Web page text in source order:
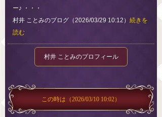
ー♪ ・・・
村井 ことみのブログ（2026/03/29 10:12） 続きを
読む
村井 ことみのプロフィール
この時は （2026/03/10 10:02）